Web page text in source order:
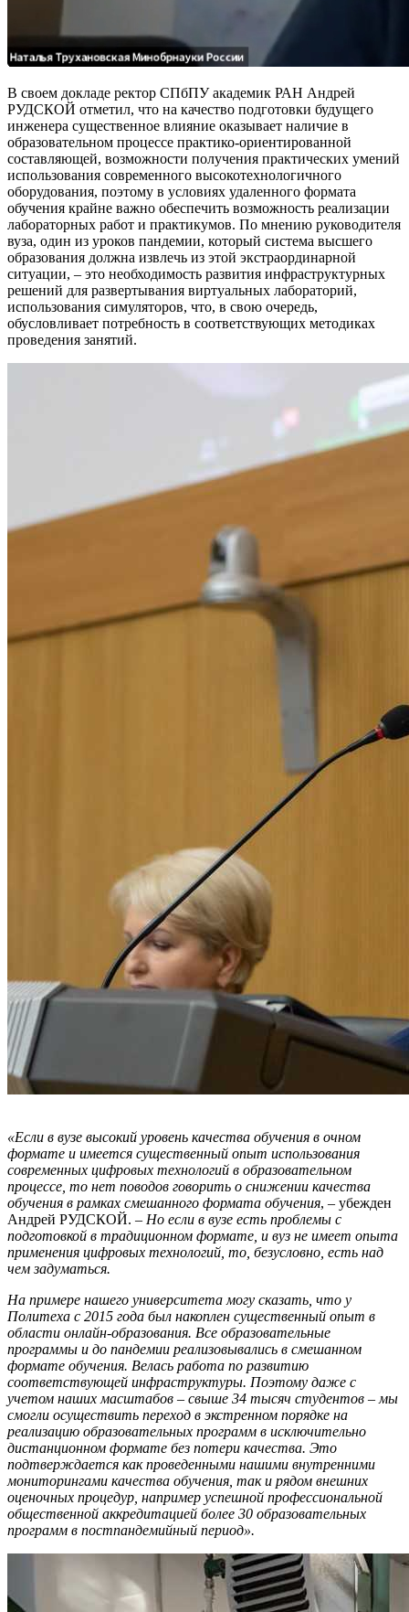
В своем докладе ректор СПбПУ академик РАН Андрей
РУДСКОЙ отметил, что на качество подготовки будущего
инженера существенное влияние оказывает наличие в
образовательном процессе практико-ориентированной
составляющей, возможности получения практических умений
использования современного высокотехнологичного
оборудования, поэтому в условиях удаленного формата
обучения крайне важно обеспечить возможность реализации
лабораторных работ и практикумов. По мнению руководителя
вуза, один из уроков пандемии, который система высшего
образования должна извлечь из этой экстраординарной
ситуации, – это необходимость развития инфраструктурных
решений для развертывания виртуальных лабораторий,
использования симуляторов, что, в свою очередь,
обусловливает потребность в соответствующих методиках
проведения занятий.
«Если в вузе высокий уровень качества обучения в очном
формате и имеется существенный опыт использования
современных цифровых технологий в образовательном
процессе, то нет поводов говорить о снижении качества
обучения в рамках смешанного формата обучения, – убежден
Андрей РУДСКОЙ. – Но если в вузе есть проблемы с
подготовкой в традиционном формате, и вуз не имеет опыта
применения цифровых технологий, то, безусловно, есть над
чем задуматься.
На примере нашего университета могу сказать, что у
Политеха с 2015 года был накоплен существенный опыт в
области онлайн-образования. Все образовательные
программы и до пандемии реализовывались в смешанном
формате обучения. Велась работа по развитию
соответствующей инфраструктуры. Поэтому даже с
учетом наших масштабов – свыше 34 тысяч студентов – мы
смогли осуществить переход в экстренном порядке на
реализацию образовательных программ в исключительно
дистанционном формате без потери качества. Это
подтверждается как проведенными нашими внутренними
мониторингами качества обучения, так и рядом внешних
оценочных процедур, например успешной профессиональной
общественной аккредитацией более 30 образовательных
программ в постпандемийный период».